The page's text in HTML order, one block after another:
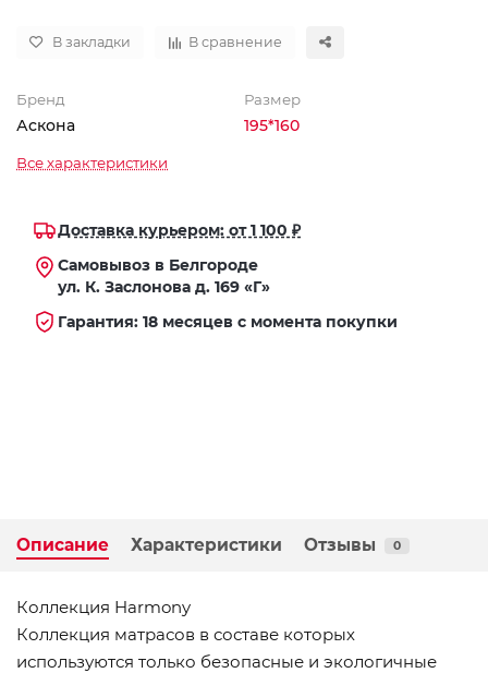
В закладки В сравнение
Бренд
Аскона
Размер
195*160
Все характеристики
Доставка курьером: от 1 100 ₽
Самовывоз в Белгороде
ул. К. Заслонова д. 169 «Г»
Гарантия: 18 месяцев с момента покупки
Описание Характеристики Отзывы 0
Коллекция Harmony
Коллекция матрасов в составе которых
используются только безопасные и экологичные